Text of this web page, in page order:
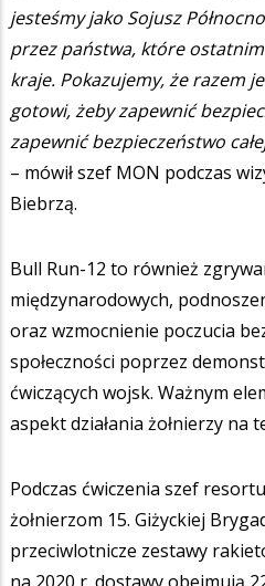
jesteśmy jako Sojusz
przez państwa, które
kraje. Pokazujemy, że razem
gotowi, żeby zapewnić
zapewnić bezpieczeństwo
– mówił szef MON podczas
Biebrzą.
Bull Run-12 to również
międzynarodowych,
oraz wzmocnienie poczucia
społeczności poprzez
ćwiczących wojsk. Ważnym
aspekt działania żołnierzy na
Podczas ćwiczenia szef
żołnierzom 15. Giżyckiej
przeciwlotnicze zestawy